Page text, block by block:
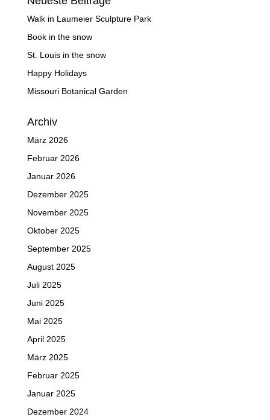
Walk in Laumeier Sculpture Park
Book in the snow
St. Louis in the snow
Happy Holidays
Missouri Botanical Garden
Archiv
März 2026
Februar 2026
Januar 2026
Dezember 2025
November 2025
Oktober 2025
September 2025
August 2025
Juli 2025
Juni 2025
Mai 2025
April 2025
März 2025
Februar 2025
Januar 2025
Dezember 2024